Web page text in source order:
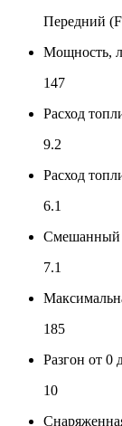
Передний
Мощность,
147
Расход
9.2
Расход
6.1
Смешанный
7.1
185
Разгон от 0
10